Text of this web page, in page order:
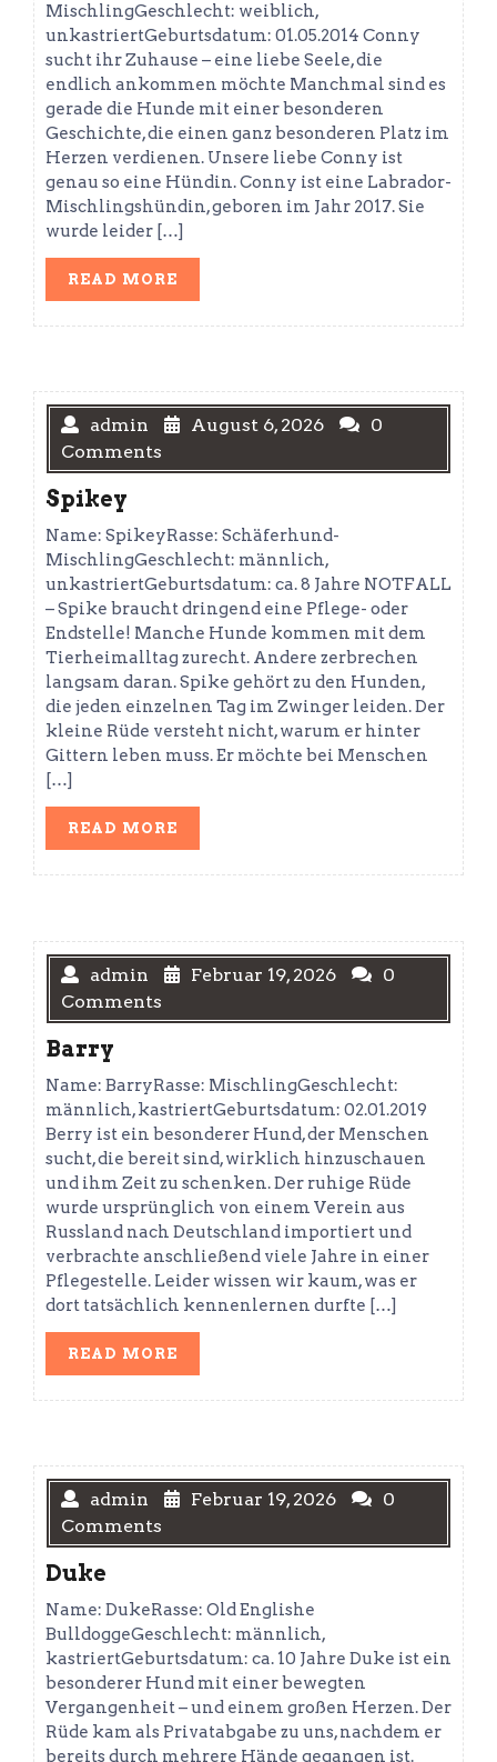
MischlingGeschlecht: weiblich,
unkastriertGeburtsdatum: 01.05.2014 Conny
sucht ihr Zuhause – eine liebe Seele, die
endlich ankommen möchte Manchmal sind es
gerade die Hunde mit einer besonderen
Geschichte, die einen ganz besonderen Platz im
Herzen verdienen. Unsere liebe Conny ist
genau so eine Hündin. Conny ist eine Labrador-
Mischlingshündin, geboren im Jahr 2017. Sie
wurde leider […]
READ MORE
admin August 6, 2026
0
Comments
Spikey
Name: SpikeyRasse: Schäferhund-
MischlingGeschlecht: männlich,
unkastriertGeburtsdatum: ca. 8 Jahre NOTFALL
– Spike braucht dringend eine Pflege- oder
Endstelle! Manche Hunde kommen mit dem
Tierheimalltag zurecht. Andere zerbrechen
langsam daran. Spike gehört zu den Hunden,
die jeden einzelnen Tag im Zwinger leiden. Der
kleine Rüde versteht nicht, warum er hinter
Gittern leben muss. Er möchte bei Menschen
[…]
READ MORE
admin Februar 19, 2026
0
Comments
Barry
Name: BarryRasse: MischlingGeschlecht:
männlich, kastriertGeburtsdatum: 02.01.2019
Berry ist ein besonderer Hund, der Menschen
sucht, die bereit sind, wirklich hinzuschauen
und ihm Zeit zu schenken. Der ruhige Rüde
wurde ursprünglich von einem Verein aus
Russland nach Deutschland importiert und
verbrachte anschließend viele Jahre in einer
Pflegestelle. Leider wissen wir kaum, was er
dort tatsächlich kennenlernen durfte […]
READ MORE
admin Februar 19, 2026
0
Comments
Duke
Name: DukeRasse: Old Englishe
BulldoggeGeschlecht: männlich,
kastriertGeburtsdatum: ca. 10 Jahre Duke ist ein
besonderer Hund mit einer bewegten
Vergangenheit – und einem großen Herzen. Der
Rüde kam als Privatabgabe zu uns, nachdem er
bereits durch mehrere Hände gegangen ist.